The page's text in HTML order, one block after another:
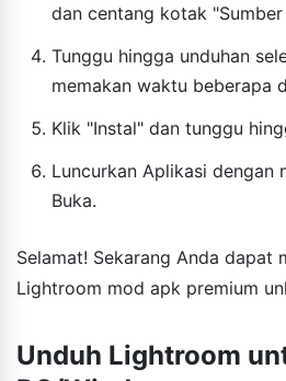
dan centang kotak
Tunggu hingga unduhan
memakan waktu beberapa
Klik "Instal" dan tunggu
Luncurkan Aplikasi dengan
Buka.
Selamat! Sekarang Anda dapat
Lightroom mod apk premium
Unduh Lightroom